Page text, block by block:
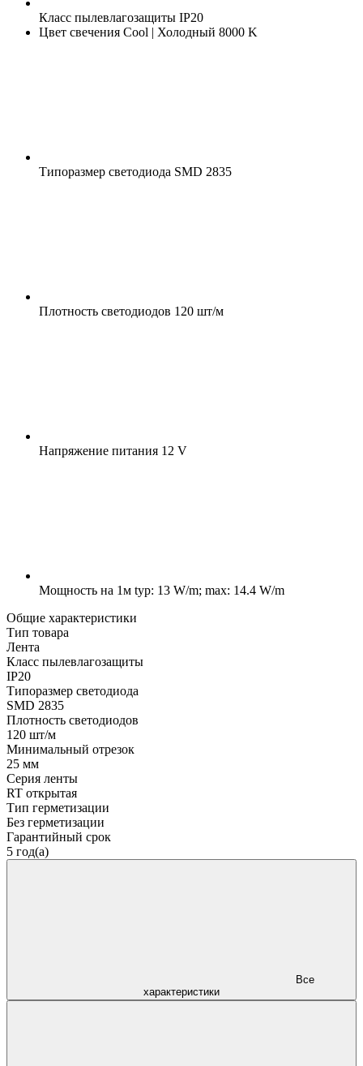
Класс пылевлагозащиты IP20
Цвет свечения Cool | Холодный 8000 K
Типоразмер светодиода SMD 2835
Плотность светодиодов 120 шт/м
Напряжение питания 12 V
Мощность на 1м typ: 13 W/m; max: 14.4 W/m
Общие характеристики
Тип товара
Лента
Класс пылевлагозащиты
IP20
Типоразмер светодиода
SMD 2835
Плотность светодиодов
120 шт/м
Минимальный отрезок
25 мм
Серия ленты
RT открытая
Тип герметизации
Без герметизации
Гарантийный срок
5 год(а)
характеристики